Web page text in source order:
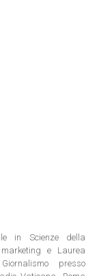
in Scienze della
marketing e Laurea
presso